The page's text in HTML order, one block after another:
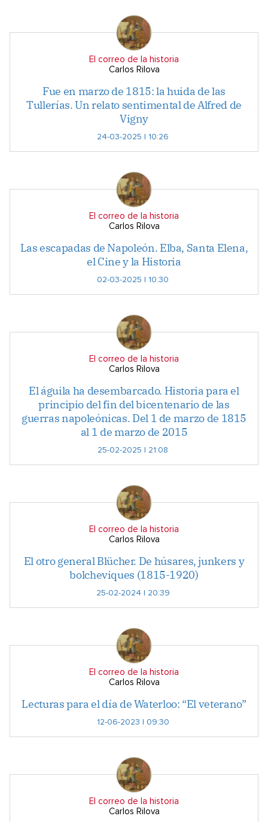
El correo de la historia
Carlos Rilova
Fue en marzo de 1815: la huida de las
Tullerías. Un relato sentimental de Alfred de
Vigny
24-03-2025 | 10:26
El correo de la historia
Carlos Rilova
Las escapadas de Napoleón. Elba, Santa Elena,
el Cine y la Historia
02-03-2025 | 10:30
El correo de la historia
Carlos Rilova
El águila ha desembarcado. Historia para el
principio del fin del bicentenario de las
guerras napoleónicas. Del 1 de marzo de 1815
al 1 de marzo de 2015
25-02-2025 | 21:08
El correo de la historia
Carlos Rilova
El otro general Blücher. De húsares, junkers y
bolcheviques (1815-1920)
25-02-2024 | 20:39
El correo de la historia
Carlos Rilova
Lecturas para el día de Waterloo: “El veterano”
12-06-2023 | 09:30
El correo de la historia
Carlos Rilova